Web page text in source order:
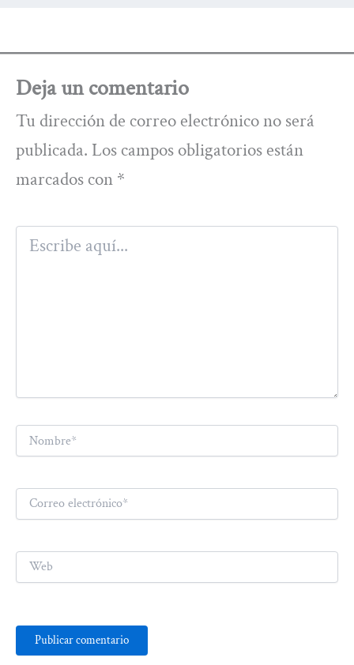
Deja un comentario
Tu dirección de correo electrónico no será
publicada. Los campos obligatorios están
marcados con *
Escribe
aquí...
Nombre*
Correo
electrónico*
Web